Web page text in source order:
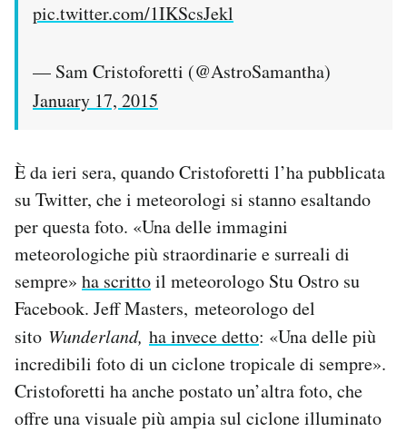
pic.twitter.com/1IKScsJekl
— Sam Cristoforetti (@AstroSamantha)
January 17, 2015
È da ieri sera, quando Cristoforetti l’ha pubblicata
su Twitter, che i meteorologi si stanno esaltando
per questa foto. «Una delle immagini
meteorologiche più straordinarie e surreali di
sempre» ha scrittoil meteorologo Stu Ostro su
Facebook. Jeff Masters, meteorologo del
sito Wunderland, ha invece detto: «Una delle più
incredibili foto di un ciclone tropicale di sempre».
Cristoforetti ha anche postato un’altra foto, che
offre una visuale più ampia sul ciclone illuminato